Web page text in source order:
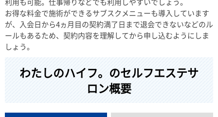
お得な料金で施術ができるサブスクメニューも導入しています
が、入会日から4ヵ月目の契約満了日まで退会できないなどのル
ールもあるため、契約内容を理解してから申し込むようにしま
しょう。
わたしのハイフ。のセルフエステサ
ロン概要